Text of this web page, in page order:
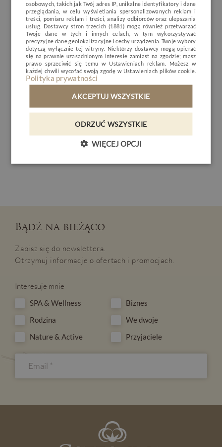
MINERAL SPA
RESTAURACJA
NATURE & ACTIVE
BIZNES
GALERIA
KONTAKT
REZERWACJA
Powyższy rytuał obfitujący w bogactwo składników
aktywnych w połączeniu z profesjonalnym podejściem
terapeuty ukoi zmęczone i napięte mięśnie, a także
wspomoże ogólną regenerację przed kolejnym
aktywnym dniem.
Terapeuta Mineral SPA
Bądź na bieżąco
Zapisz się do newslettera.
Otrzymuj informacje o ofertach i promocjach.
Interesuje mnie
SPA & Wellness
Biznes
Rodzina
We dwoje
Nature & Active
Przyjaciele
ENGLISH
GERMAN
CZECH
osobowych, takich jak Twój adres IP, unikalne identyfikatory i dane
przeglądania, w celu wyświetlania spersonalizowanych reklam i
treści, pomiaru reklam i treści, analizy odbiorców oraz ulepszania
usług. Dostawcy stron trzecich (1881)mogą również przetwarzać
Twoje dane w tych i innych celach, w tym wykorzystywać
precyzyjne dane geolokalizacyjne i cechy urządzenia. Twoje wybory
dotyczą wyłącznie tej witryny. Niektórzy dostawcy mogą opierać
się na prawnie uzasadnionym interesie zamiast na zgodzie; masz
prawo sprzeciwić się temu w Ustawieniach reklam . Możesz w
każdej chwili wycofać swoją zgodę w Ustawieniach plików cookie
Polityka prywatności
AKCEPTUJ WSZYSTKIE
ODRZUĆ WSZYSTKIE
WIĘCEJ OPCJI